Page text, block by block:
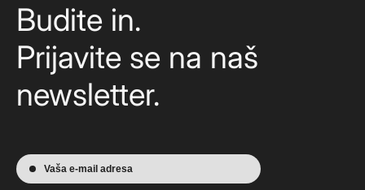
Budite in.
Prijavite se na naš
newsletter.
Vaša e-mail adresa